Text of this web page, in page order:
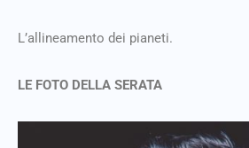
L’allineamento dei pianeti.
LE FOTO DELLA SERATA